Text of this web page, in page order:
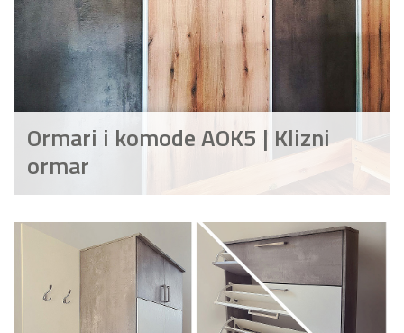
Ormari i komode AOK5 | Klizni
ormar